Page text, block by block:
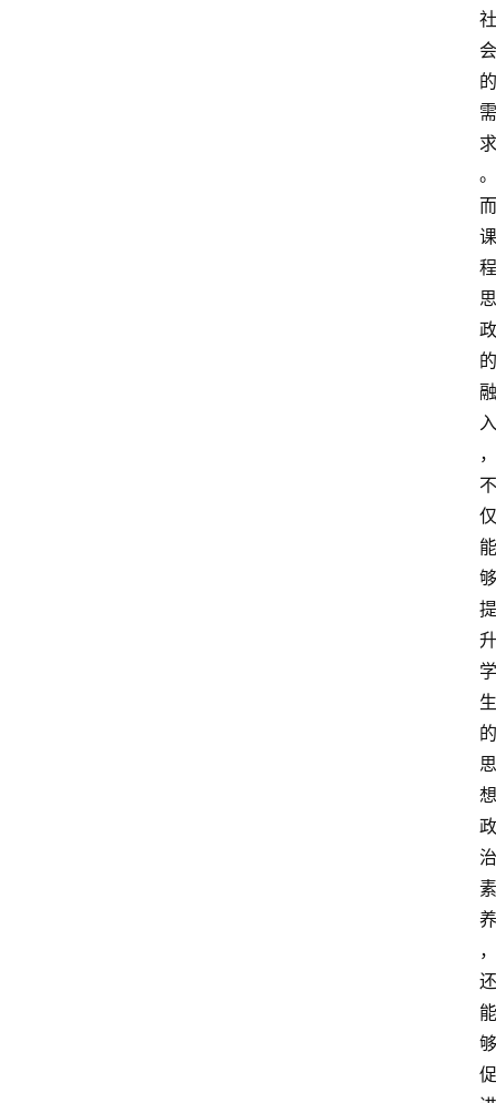
社
会
的
需
求
。
而
课
程
思
政
的
融
入
，
不
仅
能
够
提
升
学
生
的
思
想
政
治
素
养
，
还
能
够
促